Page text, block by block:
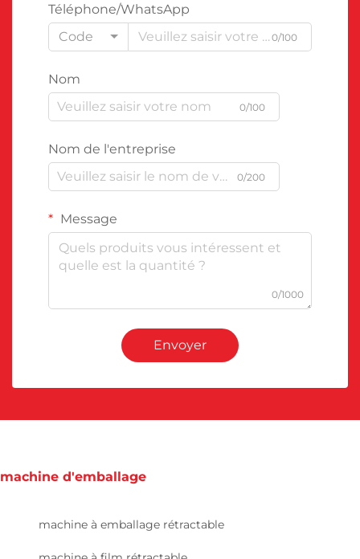
Téléphone/WhatsApp
Code
0/100
Nom
0/100
Nom de l'entreprise
0/200
Message
0/1000
Envoyer
machine d'emballage
machine à emballage rétractable